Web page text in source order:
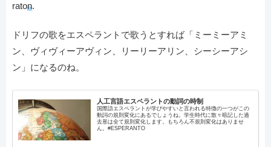
raton.
ドリフの歌をエスペラントで歌うとすれば「ミーミーアミ
ン、ヴィヴィーアヴィン、リーリーアリン、シーシーアシ
ン」になるのね。
人工言語エスペラントの動詞の時制
国際語エスペラントが学びやすいと言われる特徴の一つがこの
動詞の規則変化にあるでしょうね。学生時代に散々暗記した過
去形は全て規則変化します。もちろん不規則変化はありませ
ん。#ESPERANTO